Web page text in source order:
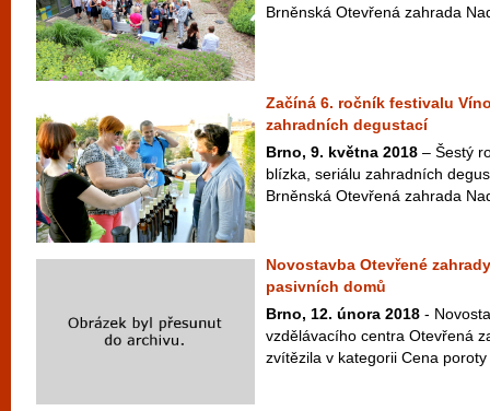
Brněnská Otevřená zahrada
Začíná 6. ročník festivalu
zahradních degustací
Brno, 9. května 2018 – Šestý
blízka, seriálu zahradních
Brněnská Otevřená zahrada
Novostavba Otevřené
pasivních domů
Brno, 12. února 2018 -
vzdělávacího centra Otevřená
zvítězila v kategorii Cena